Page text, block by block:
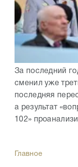
За последний
сменил уже
последняя
а результат
102»
Главное